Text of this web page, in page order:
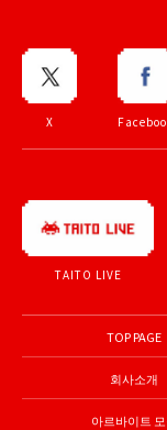
X
TAITO LIVE
TOP PAGE
회사소개
아르바이트